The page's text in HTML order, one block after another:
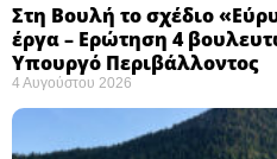
Στη Βουλή το σχέδιο
έργα – Ερώτηση 4
Υπουργό Περιβάλλοντος
4 Αυγούστου 2026